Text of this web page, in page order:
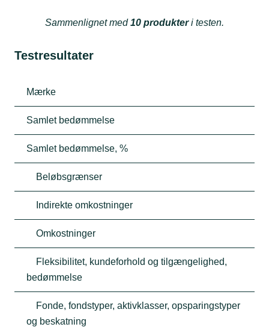
Sammenlignet med10 produkteri testen.
Testresultater
Mærke
Samlet bedømmelse
Samlet bedømmelse, %
Beløbsgrænser
Indirekte omkostninger
Omkostninger
Fleksibilitet, kundeforhold og tilgængelighed,
bedømmelse
Fonde, fondstyper, aktivklasser, opsparingstyper
og beskatning